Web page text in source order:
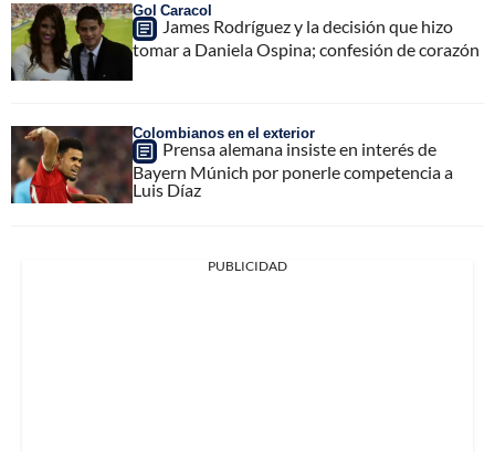
Gol Caracol
James Rodríguez y la decisión que hizo
tomar a Daniela Ospina; confesión de corazón
Colombianos en el exterior
Prensa alemana insiste en interés de
Bayern Múnich por ponerle competencia a
Luis Díaz
PUBLICIDAD